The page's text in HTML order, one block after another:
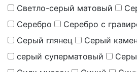
Светло-серый матовый
Серебро
Серебро с
Серый глянец
Серый
серый суперматовый